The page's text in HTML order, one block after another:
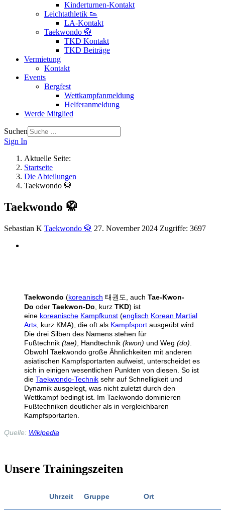
Kinderturnen-Kontakt
Leichtathletik 👟
LA-Kontakt
Taekwondo 🥋
TKD Kontakt
TKD Beiträge
Vermietung
Kontakt
Events
Bergfest
Wettkampfanmeldung
Helferanmeldung
Werde Mitglied
Suchen
Sign In
Aktuelle Seite:
Startseite
Die Abteilungen
Taekwondo 🥋
Taekwondo 🥋
Sebastian K Taekwondo 🥋 27. November 2024 Zugriffe: 3697
Taekwondo (koreanisch 태권도 , auch Tae-Kwon-
Do oder Taekwon-Do , kurz TKD) ist
eine koreanische Kampfkunst (englisch Korean Martial
Arts , kurz KMA), die oft als Kampfsport ausgeübt wird.
Die drei Silben des Namens stehen für
Fußtechnik (tae) , Handtechnik (kwon) und Weg (do)
Obwohl Taekwondo große Ähnlichkeiten mit anderen
asiatischen Kampfsportarten aufweist, unterscheidet es
sich in einigen wesentlichen Punkten von diesen. So ist
die Taekwondo-Technik sehr auf Schnelligkeit und
Dynamik ausgelegt, was nicht zuletzt durch den
Wettkampf bedingt ist. Im Taekwondo dominieren
Fußtechniken deutlicher als in vergleichbaren
Kampfsportarten.
Quelle: Wikipedia
Unsere Trainingszeiten
Uhrzeit Gruppe Ort